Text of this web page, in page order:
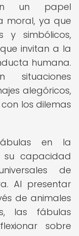
un papel
moral, ya que
y simbólicos,
invitan a la
humana.
situaciones
alegóricos,
los dilemas
en la
su capacidad
de
Al presentar
de animales
las fábulas
sobre